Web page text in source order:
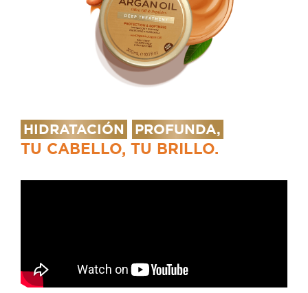
HIDRATACIÓN PROFUNDA,
TU CABELLO, TU BRILLO.